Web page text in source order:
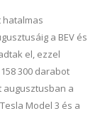
a BEV és
el, ezzel
300 darabot
augusztusban a
Model 3 és a